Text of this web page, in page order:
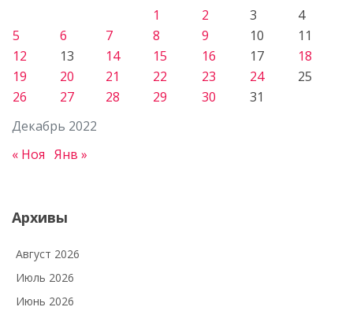
Декабрь 2022
1
2 3
4
5
6 7 8 9 10
11
12
13 14 15 16 17
18
19
20 21 22 23 24
25
26
27 28 29 30 31
« Ноя Янв »
Архивы
Август 2026
Июль 2026
Июнь 2026